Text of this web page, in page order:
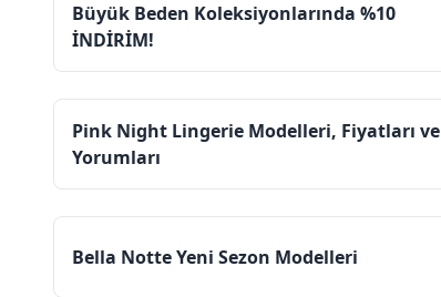
Büyük Beden Koleksiyonlarında %10
İNDİRİM!
Pink Night Lingerie Modelleri, Fiyatları ve
Yorumları
Bella Notte Yeni Sezon Modelleri